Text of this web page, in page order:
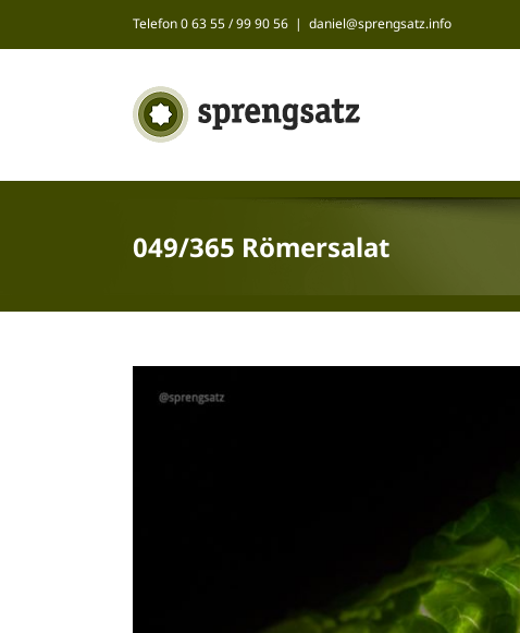
Telefon 0 63 55 / 99 90 56 | daniel@sprengsatz.info
049/365 Römersalat
grösseres